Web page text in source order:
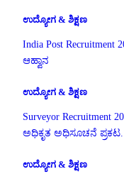
ಉದ್ಯೋಗ & ಶಿಕ್ಷಣ
India Post
ಆಹ್ವಾನ
ಉದ್ಯೋಗ & ಶಿಕ್ಷಣ
Surveyor
ಅಧಿಕೃತ ಅಧಿಸೂಚನೆ ಪ್ರಕಟ.
ಉದ್ಯೋಗ & ಶಿಕ್ಷಣ